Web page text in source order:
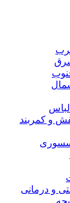
و کمربند
و درمانی